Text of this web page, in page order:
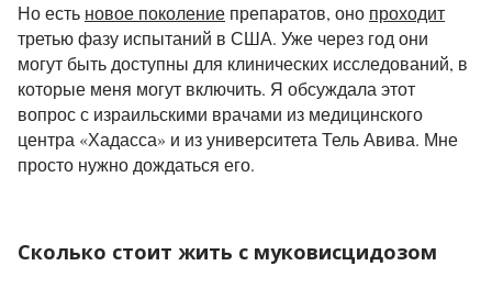
Но есть новое поколение препаратов, оно проходит
третью фазу испытаний в США. Уже через год они
могут быть доступны для клинических исследований, в
которые меня могут включить. Я обсуждала этот
вопрос с израильскими врачами из медицинского
центра «Хадасса» и из университета Тель Авива. Мне
просто нужно дождаться его.
Сколько стоит жить с муковисцидозом